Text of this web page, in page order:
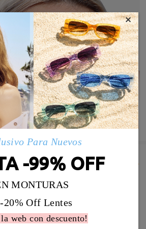
MOSTRAR MÁS
y la calidad excelente.
y el filtro de luz azul se nota.
×
Para Nuevos
-99% OFF
MONTURAS
20% Off Lentes
la web con descuento!